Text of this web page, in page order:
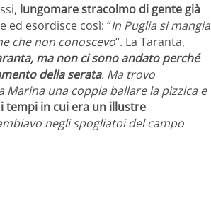
lungomare stracolmo di gente già
ed esordisce così: “In Puglia si mangia
che non conoscevo“. La Taranta,
ma non ci sono andato perché
della serata. Ma trovo
Marina una coppia ballare la pizzica e
i tempi in cui era un illustre
negli spogliatoi del campo